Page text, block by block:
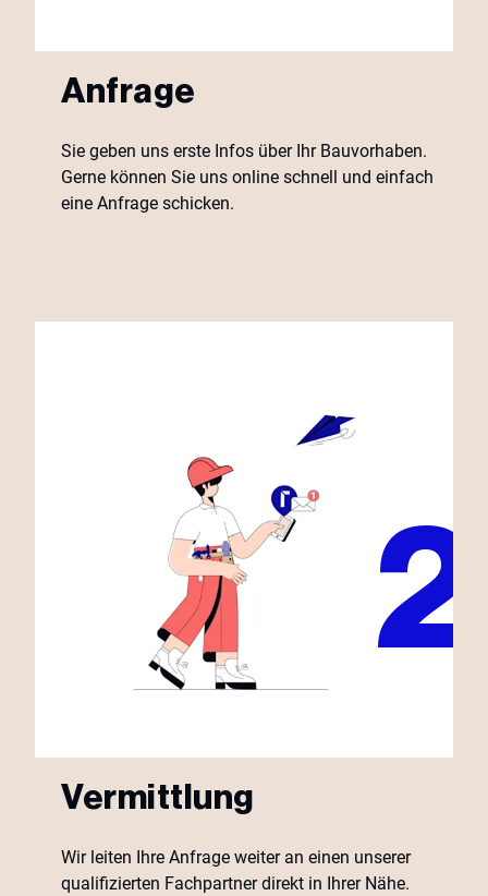
Anfrage
Sie geben uns erste Infos über Ihr Bauvorhaben.
Gerne können Sie uns online schnell und einfach
eine Anfrage schicken.
Vermittlung
Wir leiten Ihre Anfrage weiter an einen unserer
qualifizierten Fachpartner direkt in Ihrer Nähe.